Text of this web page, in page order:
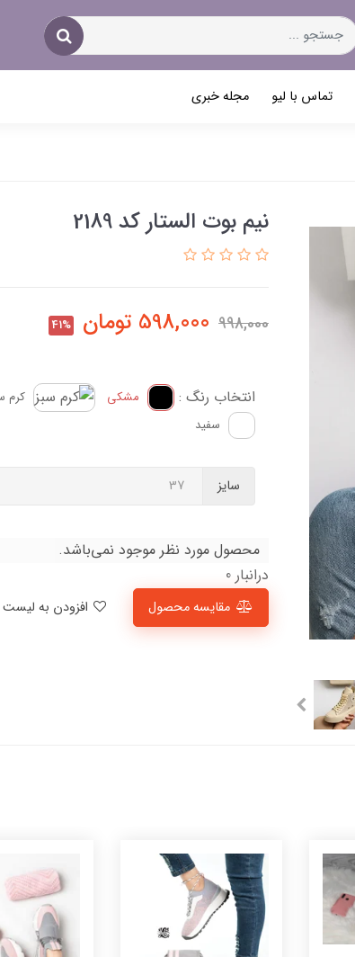
تماس با لیو مجله خبری
نیم بوت الستار کد 2189
998,000
598,000 تومان 41%
انتخاب رنگ : مشکی کرم
سفید
سایز
محصول مورد نظر موجود نمی‌باشد.
درانبار 0
مقایسه محصول